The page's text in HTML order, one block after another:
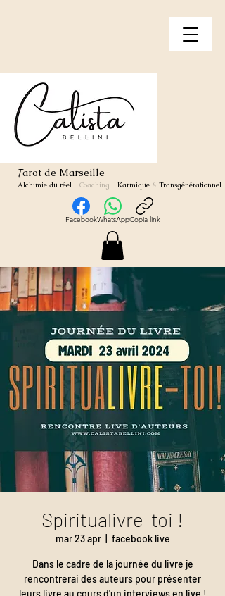
Tarot de Marseille
Alchimie du réel - Coaching - Karmique & Transgénérationnel
FacebookWhatsAppCopia link
Spiritualivre-toi !
mar 23 apr
  |
facebook live
Dans le cadre de la journée du livre je
rencontrerai des auteurs pour présenter
leurs livre au cours d'un interviews en live !